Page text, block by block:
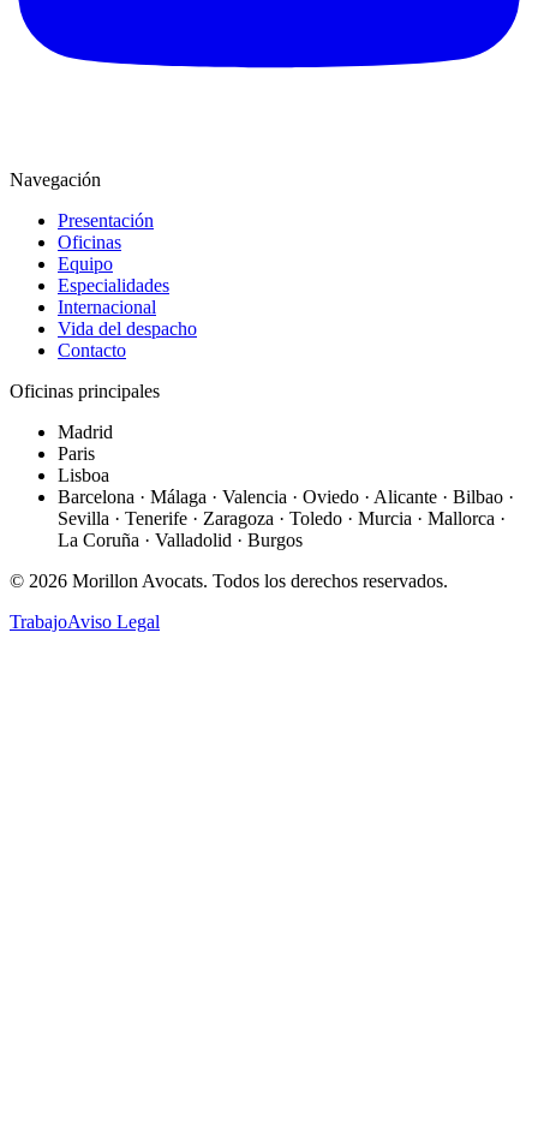
Navegación
Presentación
Oficinas
Equipo
Especialidades
Internacional
Vida del despacho
Contacto
Oficinas principales
Madrid
Paris
Lisboa
Barcelona · Málaga · Valencia · Oviedo · Alicante · Bilbao ·
Sevilla · Tenerife · Zaragoza · Toledo · Murcia · Mallorca ·
La Coruña · Valladolid · Burgos
© 2026 Morillon Avocats. Todos los derechos reservados.
TrabajoAviso Legal